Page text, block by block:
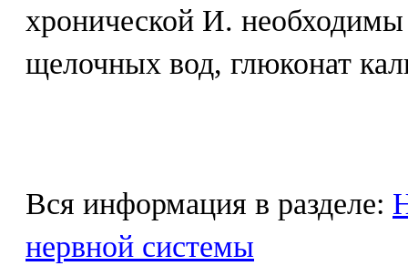
хронической И. необходимы
щелочных вод, глюконат
Вся информация в разделе:
нервной системы